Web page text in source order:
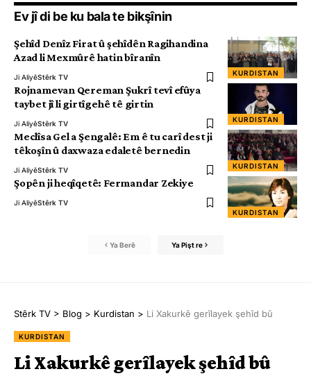
Ev jî di be ku bala te bikşînin
KURDISTAN
Şehîd Denîz Firat û şehîdên Ragihandina
Azad li Mexmûrê hatin bîranîn
Ji AliyêStêrk TV
KURDISTAN
Rojnamevan Qereman Şukrî tevî efûya
taybet jî li girtîgehê tê girtin
Ji AliyêStêrk TV
KURDISTAN
Meclîsa Gel a Şengalê: Em ê tu carî dest ji
têkoşîn û daxwaza edaletê bernedin
Ji AliyêStêrk TV
KURDISTAN
Şopên ji heqîqetê: Fermandar Zekiye
Ji AliyêStêrk TV
Ya Berê Ya Pişt re
Stêrk TV > Blog > Kurdistan > Li Xakurkê gerîlayek şehîd bû
KURDISTAN
Li Xakurkê gerîlayek şehîd bû